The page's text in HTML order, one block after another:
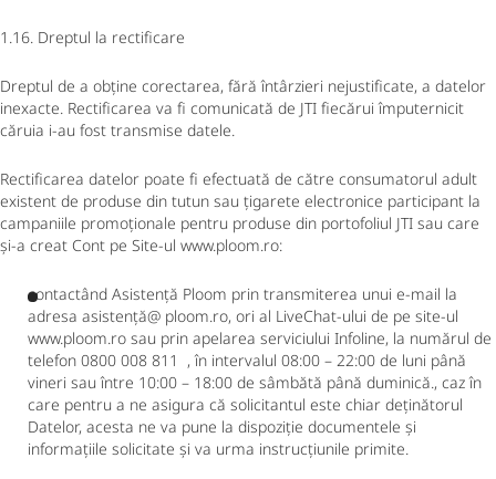
1.16. Dreptul la rectificare
Dreptul de a obține corectarea, fără întârzieri nejustificate, a datelor
inexacte. Rectificarea va fi comunicată de JTI fiecărui împuternicit
căruia i-au fost transmise datele.
Rectificarea datelor poate fi efectuată de către consumatorul adult
existent de produse din tutun sau țigarete electronice participant la
campaniile promoționale pentru produse din portofoliul JTI sau care
și-a creat Cont pe Site-ul www.ploom.ro:
contactând Asistență Ploom prin transmiterea unui e-mail la
adresa asistență@ ploom.ro, ori al LiveChat-ului de pe site-ul
www.ploom.ro sau prin apelarea serviciului Infoline, la numărul de
telefon 0800 008 811 , în intervalul 08:00 – 22:00 de luni până
vineri sau între 10:00 – 18:00 de sâmbătă până duminică., caz în
care pentru a ne asigura că solicitantul este chiar deținătorul
Datelor, acesta ne va pune la dispoziție documentele și
informațiile solicitate și va urma instrucțiunile primite.